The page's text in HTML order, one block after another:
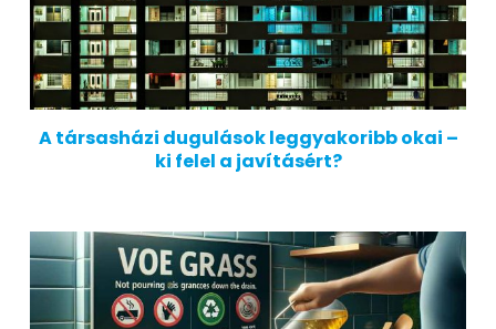
A társasházi dugulások leggyakoribb okai –
ki felel a javításért?